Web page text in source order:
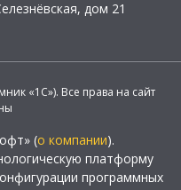
дом 21
«1С»). Все права на сайт
(о компании).
платформу
программных